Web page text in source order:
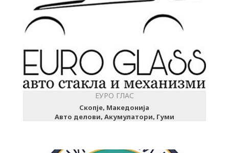
ЕУРО ГЛАС
Скопје, Македонија
Авто делови, Акумулатори, Гуми